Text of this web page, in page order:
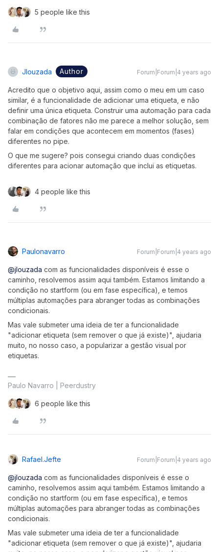
5 people like this
Jlouzada Author Forum|Forum|4 years ago
Acredito que o objetivo aqui, assim como o meu em um caso
similar, é a funcionalidade de adicionar uma etiqueta, e não
definir uma única etiqueta. Construir uma automação para cada
combinação de fatores não me parece a melhor solução, sem
falar em condições que acontecem em momentos (fases)
diferentes no pipe.
O que me sugere? pois consegui criando duas condições
diferentes para acionar automação que inclui as etiquetas.
4 people like this
Paulonavarro Forum|Forum|4 years ago
@jlouzada com as funcionalidades disponíveis é esse o
caminho, resolvemos assim aqui também. Estamos limitando a
condição no startform (ou em fase específica), e temos
múltiplas automações para abranger todas as combinações
condicionais.
Mas vale submeter uma ideia de ter a funcionalidade
"adicionar etiqueta (sem remover o que já existe)", ajudaria
muito, no nosso caso, a popularizar a gestão visual por
etiquetas.
Paulo Navarro | Peerdustry
6 people like this
Rafael.jefte Forum|Forum|4 years ago
@jlouzada com as funcionalidades disponíveis é esse o
caminho, resolvemos assim aqui também. Estamos limitando a
condição no startform (ou em fase específica), e temos
múltiplas automações para abranger todas as combinações
condicionais.
Mas vale submeter uma ideia de ter a funcionalidade
"adicionar etiqueta (sem remover o que já existe)", ajudaria